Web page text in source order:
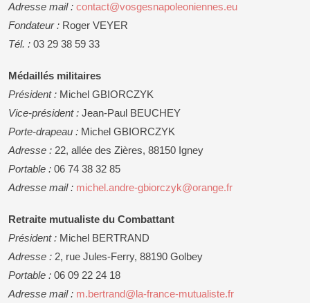
Adresse mail : contact@vosgesnapoleoniennes.eu
Fondateur : Roger VEYER
Tél. : 03 29 38 59 33
Médaillés militaires
Président : Michel GBIORCZYK
Vice-président : Jean-Paul BEUCHEY
Porte-drapeau : Michel GBIORCZYK
Adresse : 22, allée des Zières, 88150 Igney
Portable : 06 74 38 32 85
Adresse mail : michel.andre-gbiorczyk@orange.fr
Retraite mutualiste du Combattant
Président : Michel BERTRAND
Adresse : 2, rue Jules-Ferry, 88190 Golbey
Portable : 06 09 22 24 18
Adresse mail : m.bertrand@la-france-mutualiste.fr